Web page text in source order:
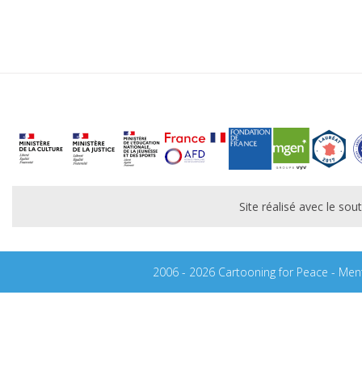
Site réalisé avec le
2006 - 2026 Cartooning for Peace -